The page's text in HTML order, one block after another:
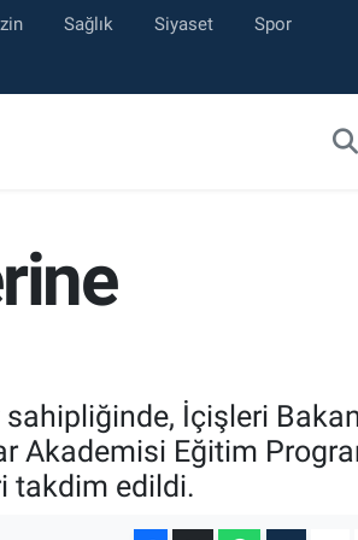
Sağlık Siyaset Spor
İçişleri
Akademisi Eğitim
takdim edildi.